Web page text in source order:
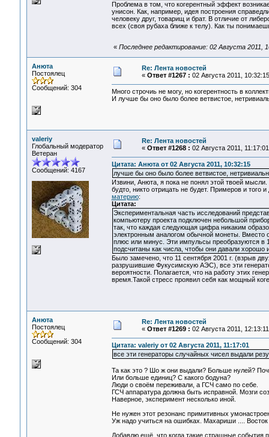
Проблема в том, что когерентный эффект
унисон. Как, например, идея построения
человеку друг, товарищ и брат. В отличие от
всех (своя рубаха ближе к телу). Как ты
« Последнее редактирование: 02 Августа 2011,
Анюта
Постоялец
Сообщений: 304
Re: Лента новостей
« Ответ #1267 : 02 Августа 2011,
Много строчиь не могу, но когерентность в
И лучше бы оно было более ветвистое,
valeriy
Глобальный модератор
Ветеран
Сообщений: 4167
Re: Лента новостей
« Ответ #1268 : 02 Августа 2011,
Цитата: Анюта от 02 Августа 2011, 10:32:15
лучше бы оно было более ветвистое,
Извини, Анюта, я пока не понял этой твоей мысли.
будто, никто отрицать не будет. Примеров и
материю:
Цитата:
Экспериментальная часть исследований
компьютеру проекта подключен небольшой
так, что каждая следующая цифра никаким
электронным аналогом обычной монеты. Вместо
плюс или минус. Эти импульсы преобразуются в
подсчитаны как числа, чтобы они давали хорошо
Было замечено, что 11 сентября 2001 г. (взрыв
разрушившие Фукусимскую АЭС), все эти
вероятности. Полагается, что на работу этих
время.Такой стресс проявил себя как мощный
Анюта
Постоялец
Сообщений: 304
Re: Лента новостей
« Ответ #1269 : 02 Августа 2011,
Цитата: valeriy от 02 Августа 2011, 11:17:01
все эти генераторы случайных чисел выдали
Та как это ? Шо ж они выдали? Больше нулей?
Или больше единиц? С какого бодуна?
Люди о своём переживали, а ГСЧ само по себе.
ГСЧ аппаратура должна быть исправной. Мозги
Наверное, эксперимент несколько иной.
Не нужен этот резонанс примитивных
Уж надо учиться на ошибках. Махариши .... Восток
Добавлю ещё, что когда такие страшные события